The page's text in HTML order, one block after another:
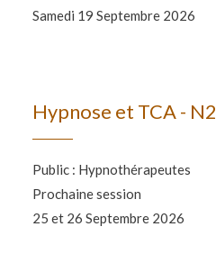
Samedi 19 Septembre 2026
Hypnose et TCA - N2
Public : Hypnothérapeutes
Prochaine session
25 et 26 Septembre 2026